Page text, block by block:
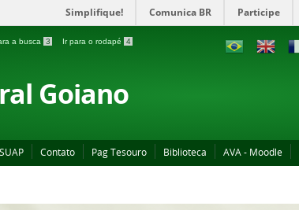
Simplifique! Comunica BR Participe
a busca 3 Ir para o rodapé 4
Goiano
SUAP Contato Pag Tesouro Biblioteca AVA - Moodle